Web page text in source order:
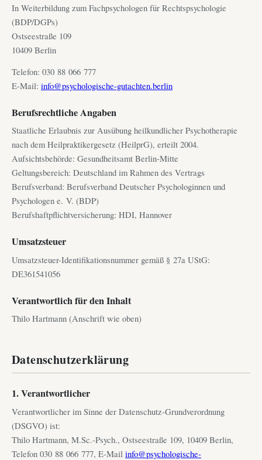
In Weiterbildung zum Fachpsychologen für Rechtspsychologie
(BDP/DGPs)
Ostseestraße 109
10409 Berlin
Telefon: 030 88 066 777
E-Mail: info@psychologische-gutachten.berlin
Berufsrechtliche Angaben
Staatliche Erlaubnis zur Ausübung heilkundlicher Psychotherapie
nach dem Heilpraktikergesetz (HeilprG), erteilt 2004.
Aufsichtsbehörde: Gesundheitsamt Berlin-Mitte
Geltungsbereich: Deutschland im Rahmen des Vertrags
Berufsverband: Berufsverband Deutscher Psychologinnen und
Psychologen e. V. (BDP)
Berufshaftpflichtversicherung: HDI, Hannover
Umsatzsteuer
Umsatzsteuer-Identifikationsnummer gemäß § 27a UStG:
DE361541056
Verantwortlich für den Inhalt
Thilo Hartmann (Anschrift wie oben)
Datenschutzerklärung
1. Verantwortlicher
Verantwortlicher im Sinne der Datenschutz-Grundverordnung
(DSGVO) ist:
Thilo Hartmann, M.Sc.-Psych., Ostseestraße 109, 10409 Berlin,
Telefon 030 88 066 777, E-Mail info@psychologische-